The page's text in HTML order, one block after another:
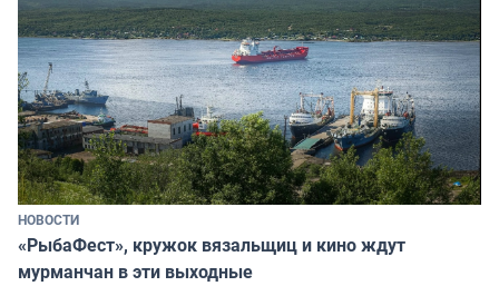
НОВОСТИ
«РыбаФест», кружок вязальщиц и кино ждут
мурманчан в эти выходные